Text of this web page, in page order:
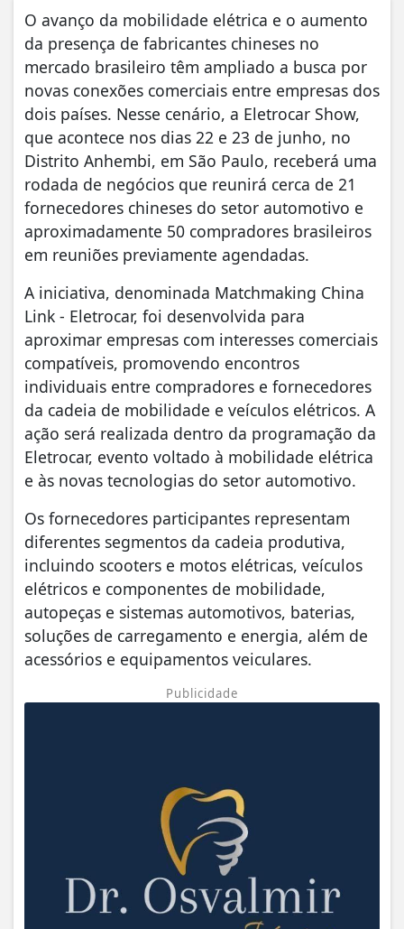
O avanço da mobilidade elétrica e o aumento
da presença de fabricantes chineses no
mercado brasileiro têm ampliado a busca por
novas conexões comerciais entre empresas dos
dois países. Nesse cenário, a Eletrocar Show,
que acontece nos dias 22 e 23 de junho, no
Distrito Anhembi, em São Paulo, receberá uma
rodada de negócios que reunirá cerca de 21
fornecedores chineses do setor automotivo e
aproximadamente 50 compradores brasileiros
em reuniões previamente agendadas.
A iniciativa, denominada Matchmaking China
Link - Eletrocar, foi desenvolvida para
aproximar empresas com interesses comerciais
compatíveis, promovendo encontros
individuais entre compradores e fornecedores
da cadeia de mobilidade e veículos elétricos. A
ação será realizada dentro da programação da
Eletrocar, evento voltado à mobilidade elétrica
e às novas tecnologias do setor automotivo.
Os fornecedores participantes representam
diferentes segmentos da cadeia produtiva,
incluindo scooters e motos elétricas, veículos
elétricos e componentes de mobilidade,
autopeças e sistemas automotivos, baterias,
soluções de carregamento e energia, além de
acessórios e equipamentos veiculares.
Publicidade